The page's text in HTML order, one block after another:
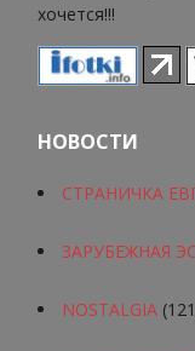
хочется!!!
НОВОСТИ
СТРАНИЧКА
ЗАРУБЕЖНАЯ
NOSTALGIA